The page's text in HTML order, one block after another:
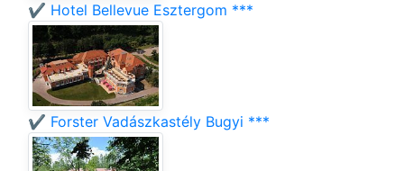
✔️ Hotel Bellevue Esztergom ***
✔️ Forster Vadászkastély Bugyi ***